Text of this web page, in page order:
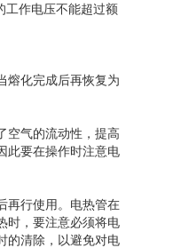
工作电压不能超过额
熔化完成后再恢复为
空气的流动性，提高
此要在操作时注意电
再行使用。电热管在
时，要注意必须将电
的清除，以避免对电